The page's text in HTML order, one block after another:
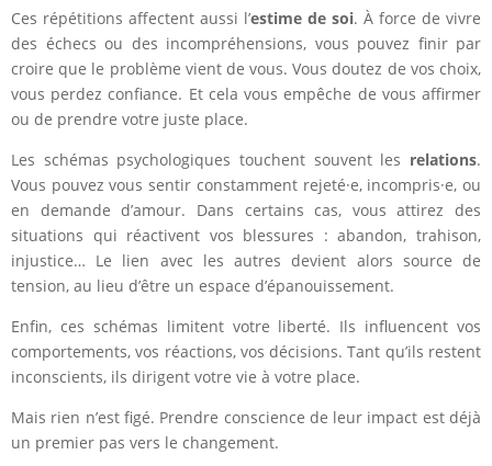
Ces répétitions affectent aussi l’estime de soi. À force de vivre
des échecs ou des incompréhensions, vous pouvez finir par
croire que le problème vient de vous. Vous doutez de vos choix,
vous perdez confiance. Et cela vous empêche de vous affirmer
ou de prendre votre juste place.
Les schémas psychologiques touchent souvent les relations.
Vous pouvez vous sentir constamment rejeté·e, incompris·e, ou
en demande d’amour. Dans certains cas, vous attirez des
situations qui réactivent vos blessures : abandon, trahison,
injustice… Le lien avec les autres devient alors source de
tension, au lieu d’être un espace d’épanouissement.
Enfin, ces schémas limitent votre liberté. Ils influencent vos
comportements, vos réactions, vos décisions. Tant qu’ils restent
inconscients, ils dirigent votre vie à votre place.
Mais rien n’est figé. Prendre conscience de leur impact est déjà
un premier pas vers le changement.